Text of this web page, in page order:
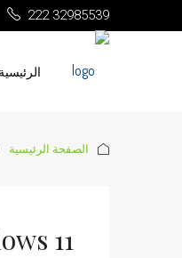
222 32985539
الرئيسية
الصفحة الرئيسية
11